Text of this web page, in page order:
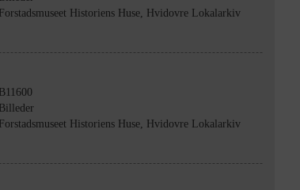
Forstadsmuseet Historiens Huse, Hvidovre Lokalarkiv
B11600
Billeder
Forstadsmuseet Historiens Huse, Hvidovre Lokalarkiv